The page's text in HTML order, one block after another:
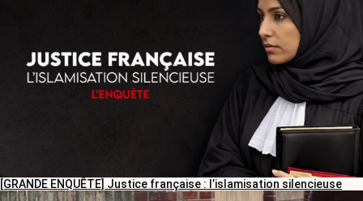
[GRANDE ENQUÊTE] Justice française : l’islamisation silencieuse